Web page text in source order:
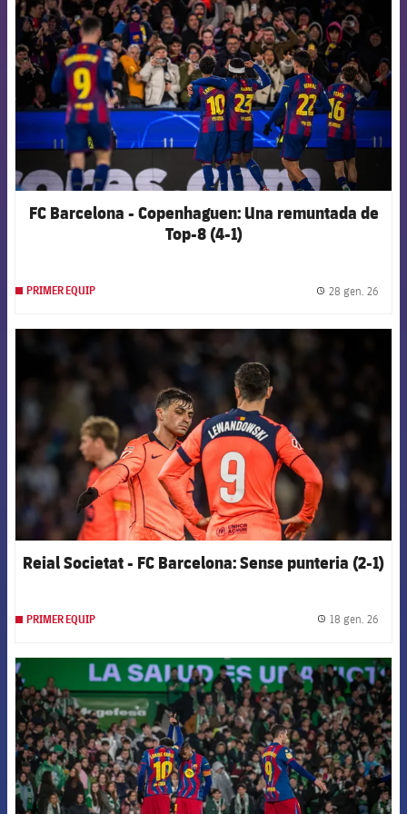
FC Barcelona - Copenhaguen: Una remuntada de
Top-8 (4-1)
PRIMER EQUIP 28 gen. 26
Reial Societat - FC Barcelona: Sense punteria (2-1)
PRIMER EQUIP 18 gen. 26
FCB Barcelona badge